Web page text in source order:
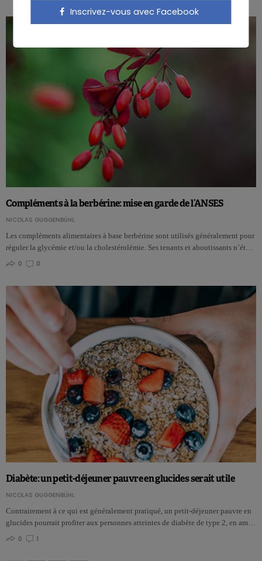
Compléments à la berbérine: mise en garde de l’ANSES
NICOLAS GUGGENBÜHL
Les compléments alimentaires à base berbérine sont utilisés généralement pour
réguler la glycémie et/ou la cholestérolémie. Ses tenants et aboutissants n’ét…
0
0
Diabète: un petit-déjeuner pauvre en glucides serait utile
NICOLAS GUGGENBÜHL
Contrairement à ce qui est généralement pratiqué, un petit-déjeuner pauvre en
glucides pourrait profiter aux personnes atteintes de diabète de type 2, en am…
0
1
Inscrivez-vous avec Facebook